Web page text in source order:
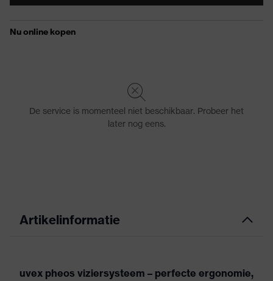
Artikelinformatie
uvex pheos viziersysteem – perfecte ergonomie,